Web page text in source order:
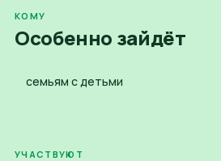
КОМУ
Особенно зайдёт
семьям с детьми
УЧАСТВУЮТ